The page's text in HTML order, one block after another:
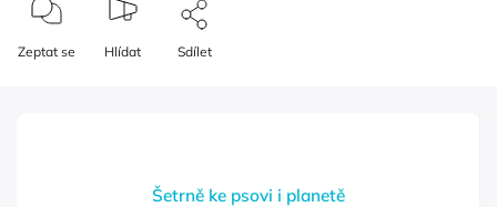
Zeptat se Hlídat Sdílet
Šetrně ke psovi i planetě